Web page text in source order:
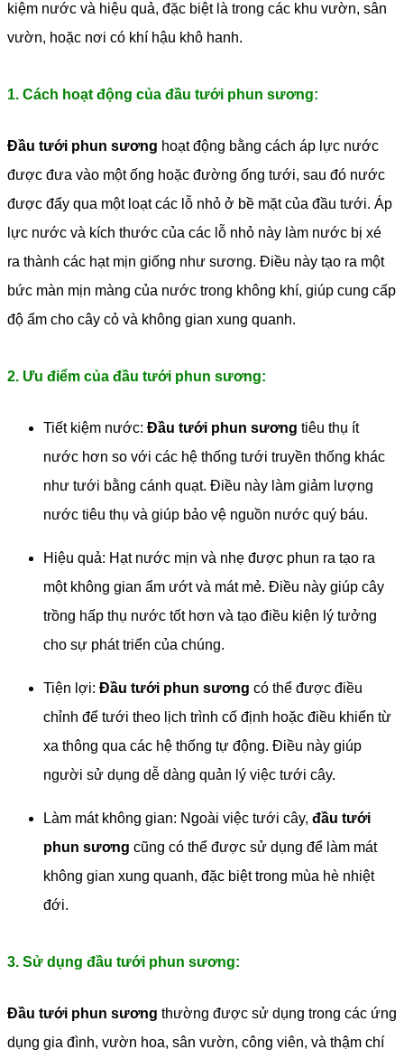
kiệm nước và hiệu quả, đặc biệt là trong các khu vườn, sân
vườn, hoặc nơi có khí hậu khô hanh.
1. Cách hoạt động của đầu tưới phun sương:
Đầu tưới phun sương hoạt động bằng cách áp lực nước
được đưa vào một ống hoặc đường ống tưới, sau đó nước
được đẩy qua một loạt các lỗ nhỏ ở bề mặt của đầu tưới. Áp
lực nước và kích thước của các lỗ nhỏ này làm nước bị xé
ra thành các hạt mịn giống như sương. Điều này tạo ra một
bức màn mịn màng của nước trong không khí, giúp cung cấp
độ ẩm cho cây cỏ và không gian xung quanh.
2. Ưu điểm của đầu tưới phun sương:
Tiết kiệm nước: Đầu tưới phun sương tiêu thụ ít
nước hơn so với các hệ thống tưới truyền thống khác
như tưới bằng cánh quạt. Điều này làm giảm lượng
nước tiêu thụ và giúp bảo vệ nguồn nước quý báu.
Hiệu quả: Hạt nước mịn và nhẹ được phun ra tạo ra
một không gian ẩm ướt và mát mẻ. Điều này giúp cây
trồng hấp thụ nước tốt hơn và tạo điều kiện lý tưởng
cho sự phát triển của chúng.
Tiện lợi: Đầu tưới phun sương có thể được điều
chỉnh để tưới theo lịch trình cố định hoặc điều khiển từ
xa thông qua các hệ thống tự động. Điều này giúp
người sử dụng dễ dàng quản lý việc tưới cây.
Làm mát không gian: Ngoài việc tưới cây, đầu tưới
phun sương cũng có thể được sử dụng để làm mát
không gian xung quanh, đặc biệt trong mùa hè nhiệt
đới.
3. Sử dụng đầu tưới phun sương:
Đầu tưới phun sương thường được sử dụng trong các ứng
dụng gia đình, vườn hoa, sân vườn, công viên, và thậm chí